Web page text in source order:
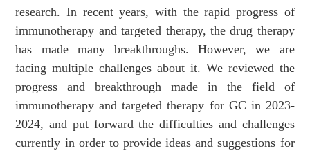
research. In recent years, with the rapid progress of
immunotherapy and targeted therapy, the drug therapy
has made many breakthroughs. However, we are
facing multiple challenges about it. We reviewed the
progress and breakthrough made in the field of
immunotherapy and targeted therapy for GC in 2023-
2024, and put forward the difficulties and challenges
currently in order to provide ideas and suggestions for